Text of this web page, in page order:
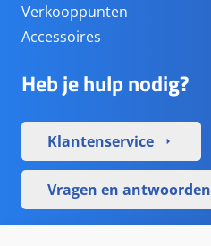
Verkooppunten
Accessoires
Heb je hulp nodig?
Klantenservice arrow_right
Vragen en antwoorden